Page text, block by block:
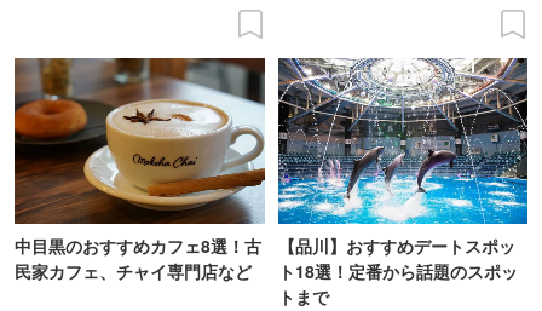
中目黒のおすすめカフェ8選！古
民家カフェ、チャイ専門店など
【品川】おすすめデートスポッ
ト18選！定番から話題のスポッ
トまで